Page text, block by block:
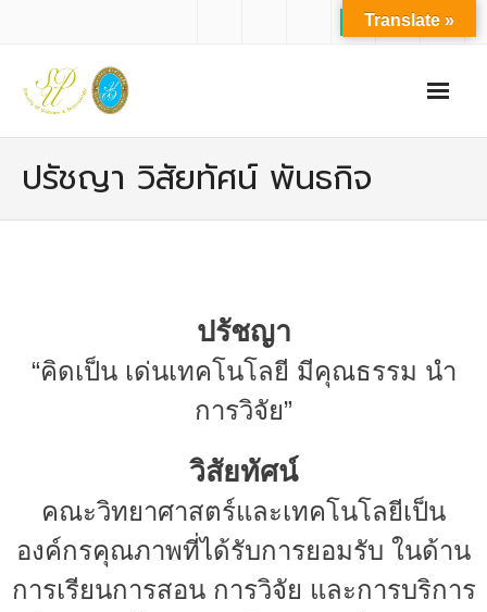
- ประวัติความเป็นมาของคณะ
- บุคลากร
- - สำนักงานคณะวิทยาศาสตร์และเทคโนโลยี
- - บุคลากรสนับสนุน
หลักสูตร
- วิทยาศาสตรบัณฑิต
ปรัชญา วิสัยทัศน์ พันธกิจ
ปรัชญา
“คิดเป็น เด่นเทคโนโลยี มีคุณธรรม นำ
การวิจัย”
วิสัยทัศน์
คณะวิทยาศาสตร์และเทคโนโลยีเป็น
องค์กรคุณภาพที่ได้รับการยอมรับ ในด้าน
การเรียนการสอน การวิจัย และการบริการ
Translate »